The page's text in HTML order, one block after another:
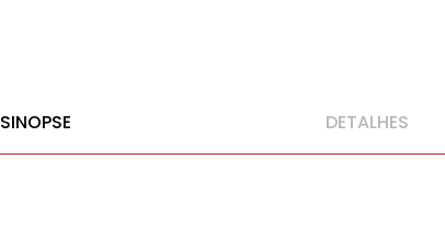
SINOPSE DETALHES